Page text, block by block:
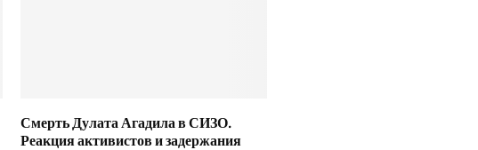
Смерть Дулата Агадила в СИЗО.
Реакция активистов и задержания